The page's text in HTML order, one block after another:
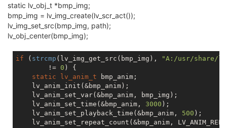
static lv_obj_t *bmp_img;
bmp_img = lv_img_create(lv_scr_act());
lv_img_set_src(bmp_img, path);
lv_obj_center(bmp_img);
if ( strcmp (lv_img_get_src(bmp_img),
"A:/usr/share/
        !=
0 ) {
static
lv_anim_t bmp_anim;
    lv_anim_init(&bmp_anim);
    lv_anim_set_var(&bmp_anim, bmp_img);
    lv_anim_set_time(&bmp_anim,
3000 );
    lv_anim_set_playback_time(&bmp_anim,
500 );
lv_anim_set_repeat_count(&bmp_anim,